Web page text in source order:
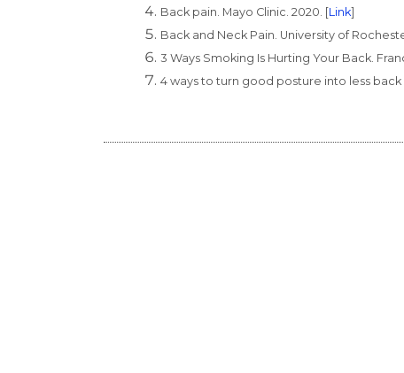
Back pain. Mayo Clinic. 2020. [Link]
Back and Neck Pain. University of
3 Ways Smoking Is Hurting Your Back.
4 ways to turn good posture into less